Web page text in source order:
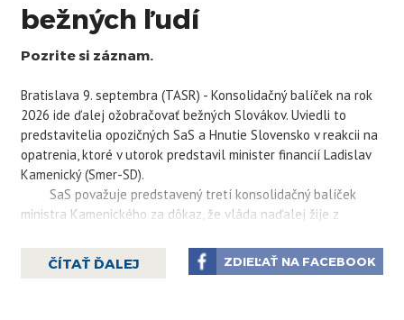
bežných ľudí
Pozrite si záznam.
Bratislava 9. septembra (TASR) - Konsolidačný balíček na rok
2026 ide ďalej ožobračovať bežných Slovákov. Uviedli to
predstavitelia opozičných SaS a Hnutie Slovensko v reakcii na
opatrenia, ktoré v utorok predstavil minister financií Ladislav
Kamenický (Smer-SD).
SaS považuje predstavený tretí konsolidačný balíček
ministra Kamenického za dôkaz, že vláda naďalej žije z
na strane štátu opäť platia ľudia a firmy. „Čakali sme, že
konečne príde na rad vláda a zaplatí 100 % svojej časti.
ČÍTAŤ ĎALEJ ZDIEĽAŤ NA FACEBOOK